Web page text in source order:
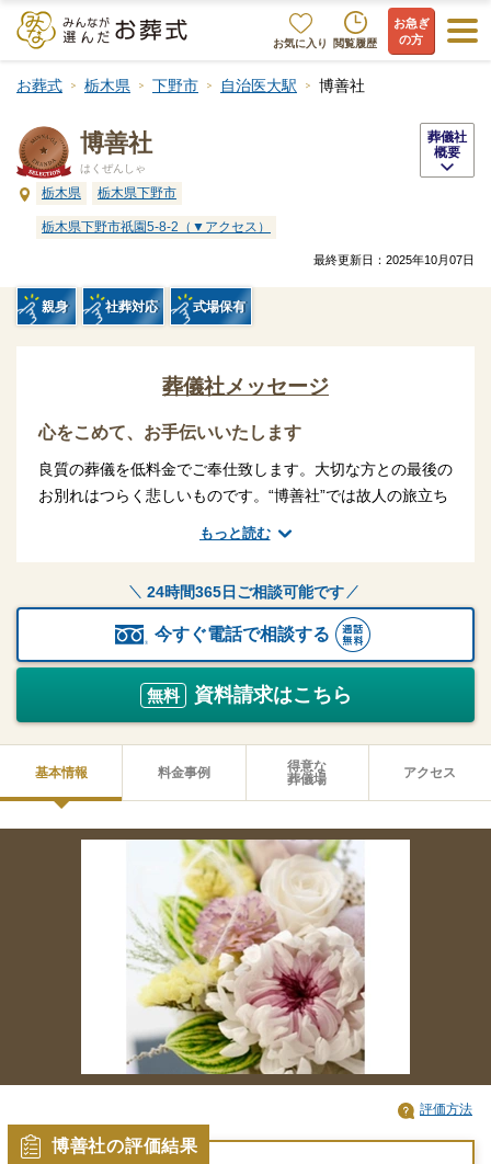
お気に入り 閲覧履歴
お急ぎ
の方
お葬式 栃木県 下野市 自治医大駅 博善社
博善社
はくぜんしゃ
栃木県 栃木県下野市
栃木県下野市祇園5-8-2（▼アクセス）
葬儀社
概要
最終更新日： 2025年10月07日
親身 社葬対応 式場保有
葬儀社メッセージ
心をこめて、お手伝いいたします
もっと読む
良質の葬儀を低料金でご奉仕致します。大切な方との最後の
お別れはつらく悲しいものです。“博善社”では故人の旅立ち
とご遺族の安らぎを心を込めてお手伝いさせて頂きます。お
24時間365日ご相談可能です
今すぐ電話で相談する
無料 資料請求はこちら
基本情報 料金事例
得意な
葬儀場
アクセス
博善社の評価結果
評価方法